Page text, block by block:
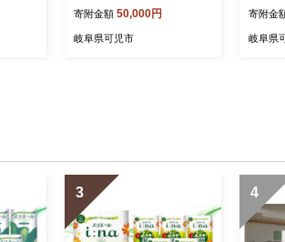
自
施
ルフ場 プレー チケット 利
用券 東建ホームメイトカッ
寄附金額 50,000円
岐阜県可児市
ルフ
プレー
寄附金
岐阜県
3 4